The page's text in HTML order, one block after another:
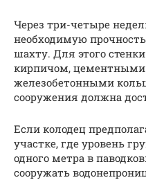
Через три-четыре
необходимую
шахту. Для этого
кирпичом,
железобетонными
сооружения должна
Если колодец
участке, где уровень
одного метра в
сооружать